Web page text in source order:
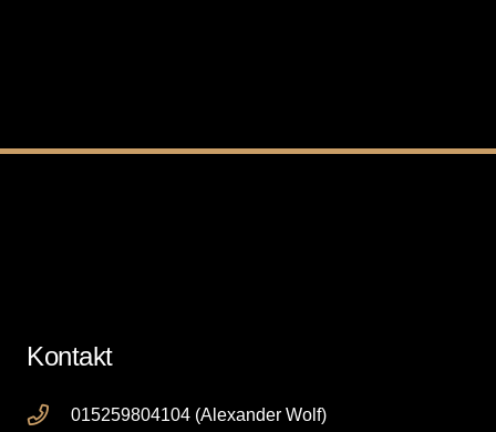
Kontakt
015259804104 (Alexander Wolf)